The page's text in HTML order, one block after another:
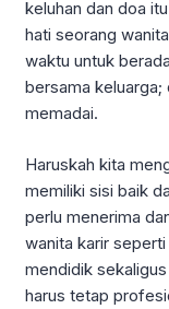
keluhan dan doa
hati seorang
waktu untuk
bersama keluarga;
memadai.
Haruskah kita
memiliki sisi baik
perlu menerima
wanita karir seperti
mendidik
harus tetap